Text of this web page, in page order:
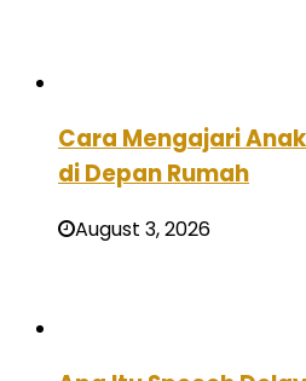
Cara Mengajari
di Depan Rumah
August 3, 2026